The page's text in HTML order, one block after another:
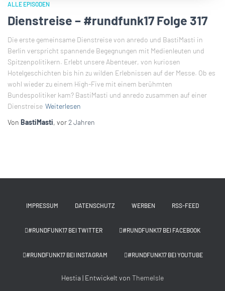
ALLE EPISODEN
Dienstreise – #rundfunk17 Folge 317
Die erste gemeinsame Dienstreise von anredo und BastiMasti in
Berlin verspricht spannende Begegnungen mit Medienleuten und
Spitzenpolitikern. Erlebt unsere Abenteuer, von kuriosen
Hotelgeschichten bis hin zu wilden Erlebnissen auf der Messe. Ob es
wohl wieder zu einem High-Five mit einem berühmten
Bundespolitiker kam? BastiMasti und anredo zusammen auf einer
Dienstreise Weiterlesen
Von BastiMasti, vor 2 Jahren
IMPRESSUM DATENSCHUTZ WERBEN RSS-FEED
#RUNDFUNK17 BEI TWITTER #RUNDFUNK17 BEI FACEBOOK
#RUNDFUNK17 BEI INSTAGRAM #RUNDFUNK17 BEI YOUTUBE
Hestia | Entwickelt von ThemeIsle